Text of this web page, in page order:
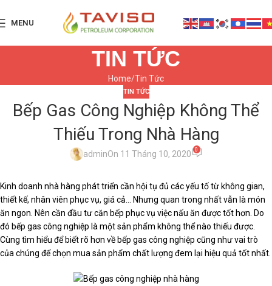
MENU
TIN TỨC
Home Tin Tức
TIN TỨC
Bếp Gas Công Nghiệp Không Thể
Thiếu Trong Nhà Hàng
adminOn 11 Tháng 10, 2020 0
Kinh doanh nhà hàng phát triển cần hội tụ đủ các yếu tố từ không gian,
thiết kế, nhân viên phục vụ, giá cả… Nhưng quan trong nhất vẫn là món
ăn ngon. Nên cần đầu tư căn bếp phục vụ việc nấu ăn được tốt hơn. Do
đó bếp gas công nghiệp là một sản phẩm không thể nào thiếu được.
Cùng tìm hiểu để biết rõ hơn về bếp gas công nghiệp cũng như vai trò
của chúng để chọn mua sản phẩm chất lượng đem lại hiệu quả tốt nhất.